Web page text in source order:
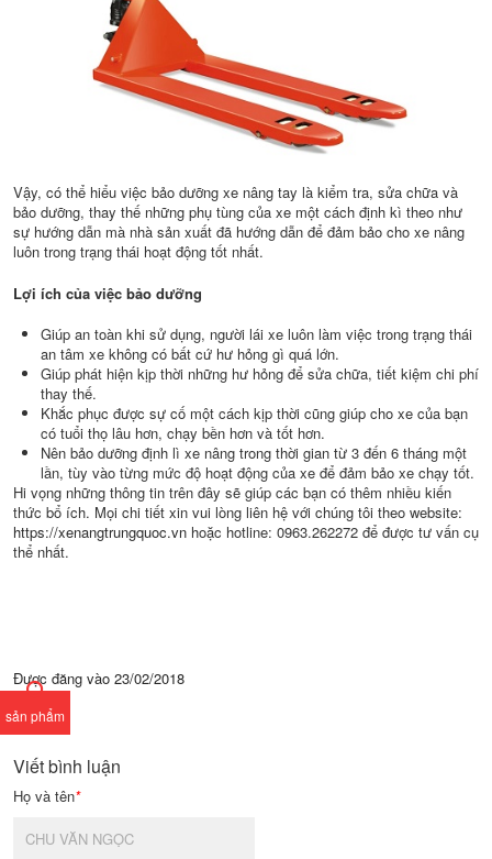
sản phẩm
Vậy, có thể hiểu việc bảo dưỡng xe nâng tay là kiểm tra, sửa chữa và
bảo dưỡng, thay thế những phụ tùng của xe một cách định kì theo như
sự hướng dẫn mà nhà sản xuất đã hướng dẫn để đảm bảo cho xe nâng
luôn trong trạng thái hoạt động tốt nhất.
Lợi ích của việc bảo dưỡng
Giúp an toàn khi sử dụng, người lái xe luôn làm việc trong trạng thái
an tâm xe không có bất cứ hư hỏng gì quá lớn.
Giúp phát hiện kịp thời những hư hỏng để sửa chữa, tiết kiệm chi phí
thay thế.
Khắc phục được sự cố một cách kịp thời cũng giúp cho xe của bạn
có tuổi thọ lâu hơn, chạy bền hơn và tốt hơn.
Nên bảo dưỡng định lì xe nâng trong thời gian từ 3 đến 6 tháng một
lần, tùy vào từng mức độ hoạt động của xe để đảm bảo xe chạy tốt.
Hi vọng những thông tin trên đây sẽ giúp các bạn có thêm nhiều kiến
thức bổ ích. Mọi chi tiết xin vui lòng liên hệ với chúng tôi theo website:
https://xenangtrungquoc.vn hoặc hotline: 0963.262272 để được tư vấn cụ
thể nhất.
Được đăng vào 23/02/2018
Viết bình luận
Họ và tên*